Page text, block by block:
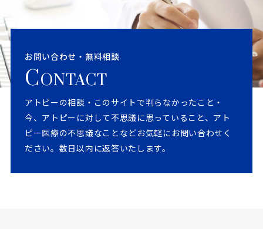
お問い合わせ・無料相談
CONTACT
アトピーの相談・このサイトで判らなかったこと・
今、アトピーに対して不思議に思っていること、アト
ピー医療の不思議なことなどお気軽にお問い合わせく
ださい。数日以内に返答いたします。